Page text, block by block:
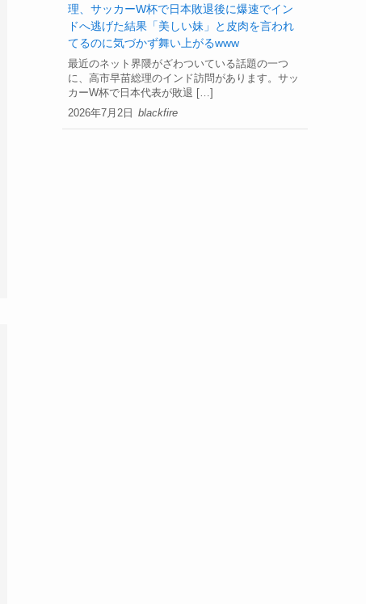
理、サッカーW杯で日本敗退後に爆速でイン
ドへ逃げた結果「美しい妹」と皮肉を言われ
てるのに気づかず舞い上がるwww
2026年7月2日
最近のネット界隈がざわついている話題の一つ
に、高市早苗総理のインド訪問があります。サッ
カーW杯で日本代表が敗退 […]
blackfire